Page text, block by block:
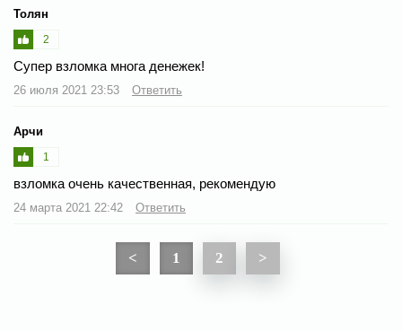
Толян
2
Супер взломка многа денежек!
26 июля 2021 23:53 Ответить
Арчи
1
взломка очень качественная, рекомендую
24 марта 2021 22:42 Ответить
< 1 2 >